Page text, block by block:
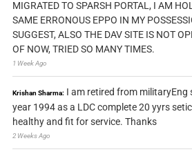
MIGRATED TO SPARSH PORTAL, I AM
SAME ERRONOUS EPPO IN MY
SUGGEST, ALSO THE DAV SITE IS NOT
OF NOW, TRIED SO MANY TIMES.
1 Week Ago
Krishan Sharma: I am retired from militaryEng
year 1994 as a LDC complete 20 yyrs
healthy and fit for service. Thanks
2 Weeks Ago